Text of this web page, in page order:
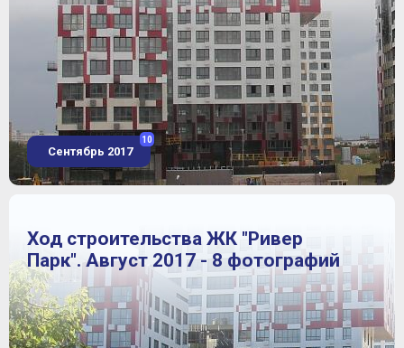
Сентябрь 2017
10
Ход строительства ЖК "Ривер
Парк". Август 2017 - 8 фотографий